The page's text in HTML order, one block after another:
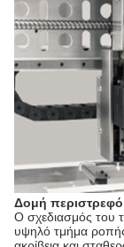
Δομή
Ο σχεδιασμός του
υψηλό τμήμα